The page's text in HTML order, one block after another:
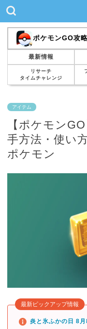
ポケモンGO攻略
最新情報
リサーチ
タイムチャレンジ
アイテム
【ポケモン
手方法・使い
ポケモン
最新ピックアップ情報
炎と氷ふかの日 8